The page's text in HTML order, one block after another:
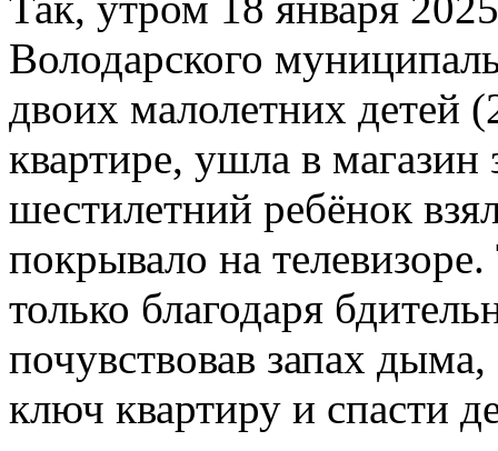
Володарского
двоих малолетних детей
квартире, ушла в
шестилетний ребёнок
покрывало на
только благодаря
почувствовав запах
ключ квартиру и спасти